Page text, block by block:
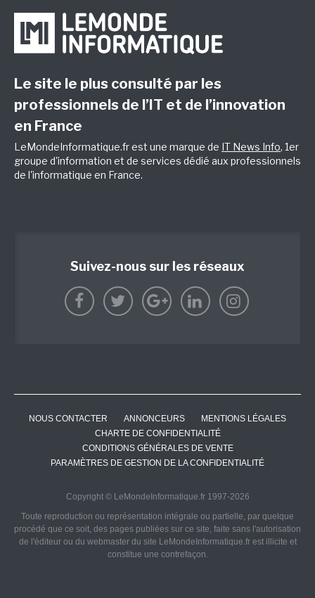
Le site le plus consulté par les
professionnels de l’IT et de l’innovation
en France
LeMondeInformatique.fr est une marque de IT News Info, 1er
groupe d'information et de services dédié aux professionnels
de l'informatique en France.
Suivez-nous sur les réseaux
NOUS CONTACTER ANNONCEURS
MENTIONS LÉGALES
CHARTE DE CONFIDENTIALITÉ
CONDITIONS GÉNÉRALES DE VENTE
PARAMÈTRES DE GESTION DE LA CONFIDENTIALITÉ
Copyright © LeMondeInformatique.fr 1997-2026
Toute reproduction ou représentation intégrale ou partielle, par quelque
procédé que ce soit, des pages publiées sur ce site, faite sans l'autorisation
de l'éditeur ou du webmaster du site LeMondeInformatique.fr est illicite et
constitue une contrefaçon.